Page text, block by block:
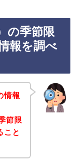
の季節限
報を調べ
情報
節限
こと